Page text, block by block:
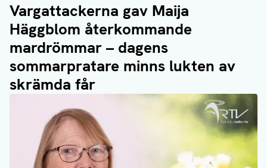
Vargattackerna gav Maija
Häggblom återkommande
mardrömmar – dagens
sommarpratare minns lukten av
skrämda får